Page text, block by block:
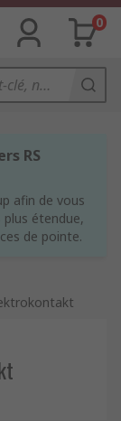
0
RS
afin de vous
étendue,
de pointe.